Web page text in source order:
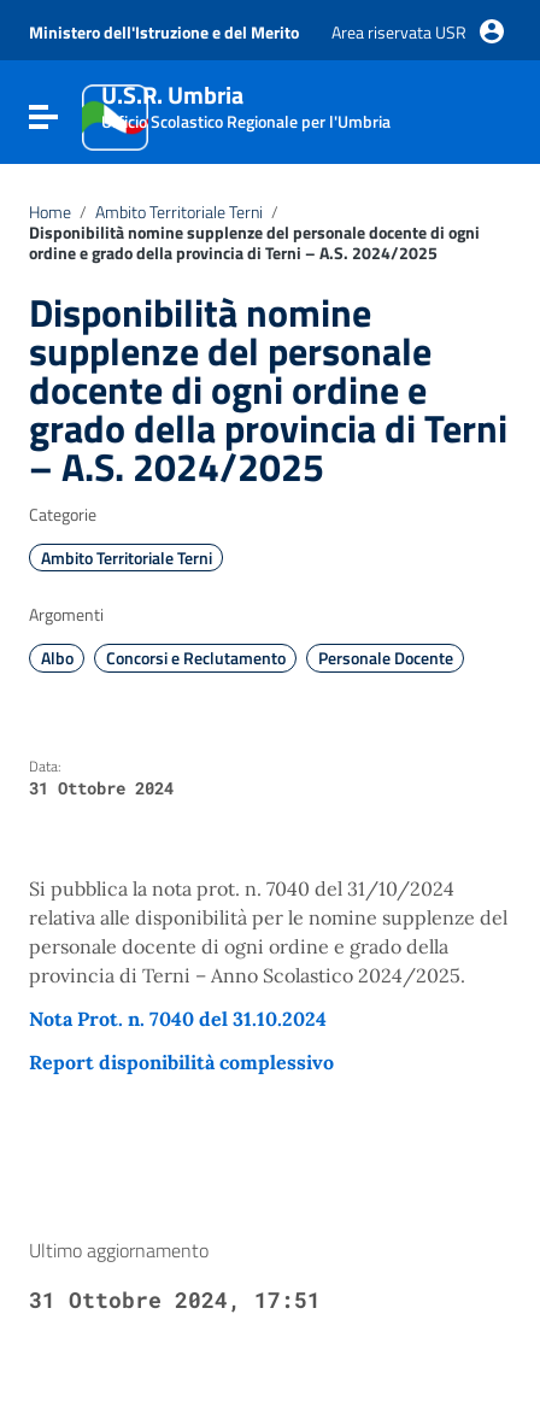
Vai al menu di navigazione
Vai al footer
Ministero dell'Istruzione e del Merito Area riservata USR
Attiva / disattiva la navigazione
U.S.R. Umbria
Ufficio Scolastico Regionale per l'Umbria
Home / Ambito Territoriale Terni /
Disponibilità nomine supplenze del personale docente di ogni
ordine e grado della provincia di Terni – A.S. 2024/2025
Disponibilità nomine
supplenze del personale
docente di ogni ordine e
grado della provincia di Terni
– A.S. 2024/2025
Categorie
Ambito Territoriale Terni
Argomenti
Albo
Concorsi e Reclutamento Personale Docente
Data:
31 Ottobre 2024
Si pubblica la nota prot. n. 7040 del 31/10/2024
relativa alle disponibilità per le nomine supplenze del
personale docente di ogni ordine e grado della
provincia di Terni – Anno Scolastico 2024/2025.
Nota Prot. n. 7040 del 31.10.2024
Report disponibilità complessivo
Ultimo aggiornamento
31 Ottobre 2024, 17:51